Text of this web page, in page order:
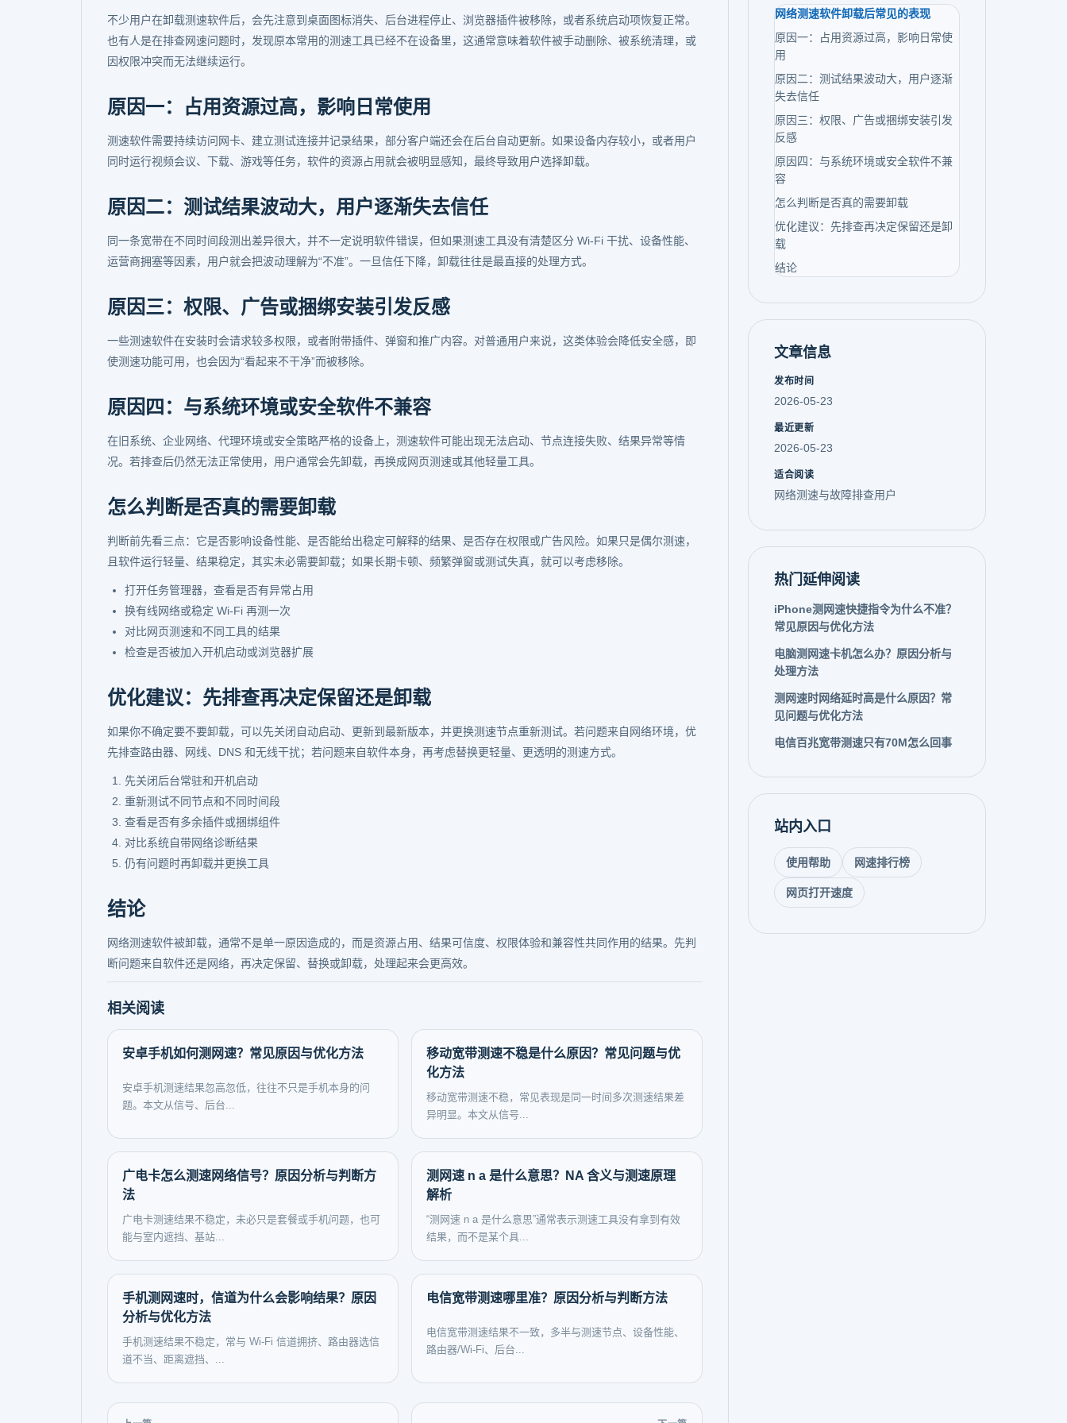
不少用户在卸载测速软件后，会先注意到桌面图标消失、后台进程停止、浏览器插件被移除，或者系统启动项恢复正常。
也有人是在排查网速问题时，发现原本常用的测速工具已经不在设备里，这通常意味着软件被手动删除、被系统清理，或
因权限冲突而无法继续运行。
原因一：占用资源过高，影响日常使用
测速软件需要持续访问网卡、建立测试连接并记录结果，部分客户端还会在后台自动更新。如果设备内存较小，或者用户
同时运行视频会议、下载、游戏等任务，软件的资源占用就会被明显感知，最终导致用户选择卸载。
原因二：测试结果波动大，用户逐渐失去信任
同一条宽带在不同时间段测出差异很大，并不一定说明软件错误，但如果测速工具没有清楚区分 Wi-Fi 干扰、设备性能、
运营商拥塞等因素，用户就会把波动理解为“不准”。一旦信任下降，卸载往往是最直接的处理方式。
原因三：权限、广告或捆绑安装引发反感
一些测速软件在安装时会请求较多权限，或者附带插件、弹窗和推广内容。对普通用户来说，这类体验会降低安全感，即
使测速功能可用，也会因为“看起来不干净”而被移除。
原因四：与系统环境或安全软件不兼容
在旧系统、企业网络、代理环境或安全策略严格的设备上，测速软件可能出现无法启动、节点连接失败、结果异常等情
况。若排查后仍然无法正常使用，用户通常会先卸载，再换成网页测速或其他轻量工具。
怎么判断是否真的需要卸载
判断前先看三点：它是否影响设备性能、是否能给出稳定可解释的结果、是否存在权限或广告风险。如果只是偶尔测速，
且软件运行轻量、结果稳定，其实未必需要卸载；如果长期卡顿、频繁弹窗或测试失真，就可以考虑移除。
打开任务管理器，查看是否有异常占用
换有线网络或稳定 Wi-Fi 再测一次
对比网页测速和不同工具的结果
检查是否被加入开机启动或浏览器扩展
优化建议：先排查再决定保留还是卸载
如果你不确定要不要卸载，可以先关闭自动启动、更新到最新版本，并更换测速节点重新测试。若问题来自网络环境，优
先排查路由器、网线、DNS 和无线干扰；若问题来自软件本身，再考虑替换更轻量、更透明的测速方式。
先关闭后台常驻和开机启动
重新测试不同节点和不同时间段
查看是否有多余插件或捆绑组件
对比系统自带网络诊断结果
仍有问题时再卸载并更换工具
结论
网络测速软件被卸载，通常不是单一原因造成的，而是资源占用、结果可信度、权限体验和兼容性共同作用的结果。先判
断问题来自软件还是网络，再决定保留、替换或卸载，处理起来会更高效。
相关阅读
安卓手机如何测网速？常见原因与优化方法
安卓手机测速结果忽高忽低，往往不只是手机本身的问
题。本文从信号、后台...
移动宽带测速不稳是什么原因？常见问题与优
化方法
移动宽带测速不稳，常见表现是同一时间多次测速结果差
异明显。本文从信号...
广电卡怎么测速网络信号？原因分析与判断方
法
广电卡测速结果不稳定，未必只是套餐或手机问题，也可
能与室内遮挡、基站...
测网速 n a 是什么意思？NA 含义与测速原理
解析
“测网速 n a 是什么意思”通常表示测速工具没有拿到有效
结果，而不是某个具...
手机测网速时，信道为什么会影响结果？原因
分析与优化方法
手机测速结果不稳定，常与 Wi-Fi 信道拥挤、路由器选信
道不当、距离遮挡、...
电信宽带测速哪里准？原因分析与判断方法
电信宽带测速结果不一致，多半与测速节点、设备性能、
路由器/Wi‑Fi、后台...
网络测速软件卸载后常见的表现
原因一：占用资源过高，影响日常使
用
原因二：测试结果波动大，用户逐渐
失去信任
原因三：权限、广告或捆绑安装引发
反感
原因四：与系统环境或安全软件不兼
容
怎么判断是否真的需要卸载
优化建议：先排查再决定保留还是卸
载
结论
文章信息
发布时间
2026-05-23
最近更新
2026-05-23
适合阅读
网络测速与故障排查用户
热门延伸阅读
iPhone测网速快捷指令为什么不准？
常见原因与优化方法
电脑测网速卡机怎么办？原因分析与
处理方法
测网速时网络延时高是什么原因？常
见问题与优化方法
电信百兆宽带测速只有70M怎么回事
站内入口
使用帮助 网速排行榜
网页打开速度